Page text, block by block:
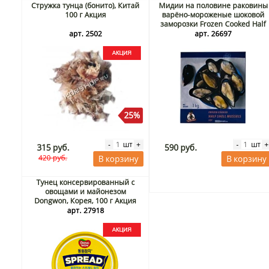
Стружка тунца (бонито), Китай
100 г Акция
арт. 2502
25%
315 руб.
420 руб.
- шт +
В корзину
Мидии на половине раковины
варёно-мороженые шоковой
заморозки Frozen Cooked Half
Shell Mussels IQF (Mytilus Edulis)
арт. 26697
590 руб. - шт +
В корзину
Тунец консервированный с
овощами и майонезом
Dongwon, Корея, 100 г Акция
арт. 27918